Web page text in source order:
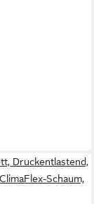
Druckentlastend,
Schaum,